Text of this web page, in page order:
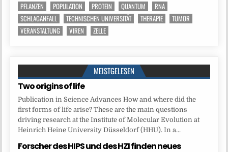
PFLANZEN
POPULATION PROTEIN QUANTUM
RNA
SCHLAGANFALL
TECHNISCHEN UNIVERSITÄT THERAPIE
TUMOR
VERANSTALTUNG
VIREN ZELLE
MEISTGELESEN
Two origins of life
Publication in Science Advances How and where did the
first forms of life arise? These are the main questions
driving research at the Institute of Molecular Evolution at
Heinrich Heine University Düsseldorf (HHU). In a...
Forscher des HIPS und des HZI finden neues